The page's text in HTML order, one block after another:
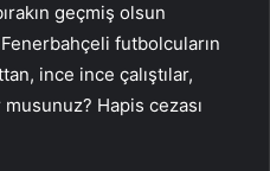
geçmiş olsun
futbolcuların
ince ince çalıştılar,
musunuz? Hapis cezası